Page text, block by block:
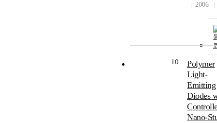
2006
10
Polymer
Light-
Emitting
Diodes
Nano-